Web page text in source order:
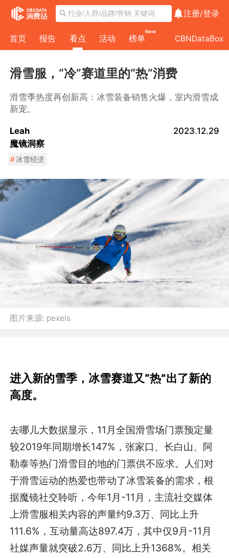
注册/登录
首页 报告 看点 活动 榜单
New
CBNDataBox
滑雪服，“冷”赛道里的“热”消费
滑雪季热度再创新高：冰雪装备销售火爆，室内滑雪成
新宠。
Leah
魔镜洞察
2023.12.29
#冰雪经济
图片来源: pexels
进入新的雪季，冰雪赛道又“热”出了新的
高度。
去哪儿大数据显示，11月全国滑雪场门票预定量
较2019年同期增长147%，张家口、长白山、阿
勒泰等热门滑雪目的地的门票供不应求。人们对
于滑雪运动的热爱也带动了冰雪装备的需求，根
据魔镜社交聆听，今年1月-11月，主流社交媒体
上滑雪服相关内容的声量约9.3万、同比上升
111.6%，互动量高达897.4万，其中仅9月-11月
社媒声量就突破2.6万、同比上升1368%。相关